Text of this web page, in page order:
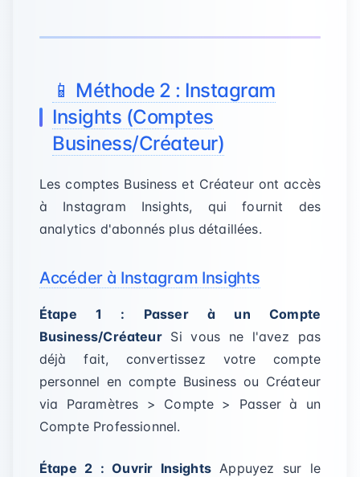
📱 Méthode 2 : Instagram
Insights (Comptes
Business/Créateur)
Les comptes Business et Créateur ont accès
à Instagram Insights, qui fournit des
analytics d'abonnés plus détaillées.
Accéder à Instagram Insights
Étape 1 : Passer à un Compte
Business/CréateurSi vous ne l'avez pas
déjà fait, convertissez votre compte
personnel en compte Business ou Créateur
via Paramètres > Compte > Passer à un
Compte Professionnel.
Étape 2 : Ouvrir InsightsAppuyez sur le